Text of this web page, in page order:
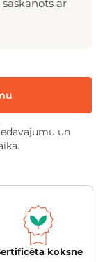
koksne
ar
un